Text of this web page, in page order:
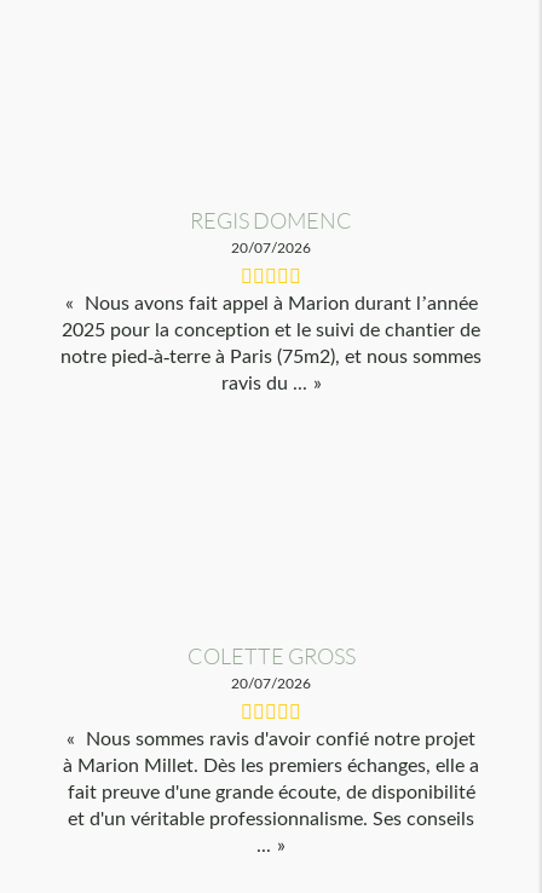
REGIS DOMENC
20/07/2026
Nous avons fait appel à Marion durant l’année
2025 pour la conception et le suivi de chantier de
notre pied-à-terre à Paris (75m2), et nous sommes
ravis du ...
COLETTE GROSS
20/07/2026
Nous sommes ravis d'avoir confié notre projet
à Marion Millet. Dès les premiers échanges, elle a
fait preuve d'une grande écoute, de disponibilité
et d'un véritable professionnalisme. Ses conseils
...